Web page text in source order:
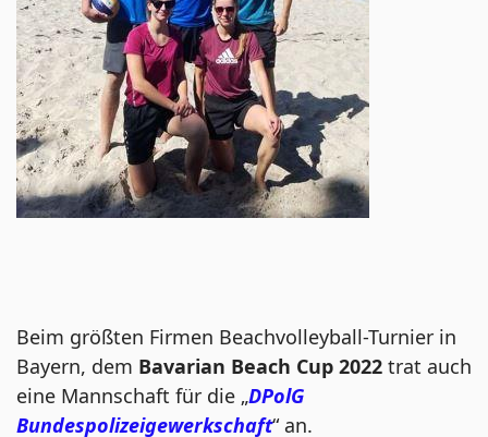
Beim größten Firmen Beachvolleyball-Turnier in
Bayern, dem Bavarian Beach Cup 2022 trat auch
eine Mannschaft für die „DPolG
Bundespolizeigewerkschaft“ an.